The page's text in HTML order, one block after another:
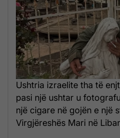
Ushtria izraelite tha të
pasi një ushtar u
një cigare në gojën e një
Virgjëreshës Mari në